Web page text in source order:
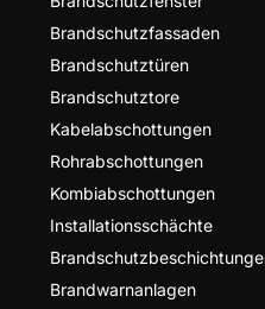
Brandschutz­fassaden
Brandschutz­türen
Brandschutz­tore
Kabel­abschottungen
Rohr­abschottungen
Kombi­abschottungen
Installationsschächte
Brandwarnanlagen